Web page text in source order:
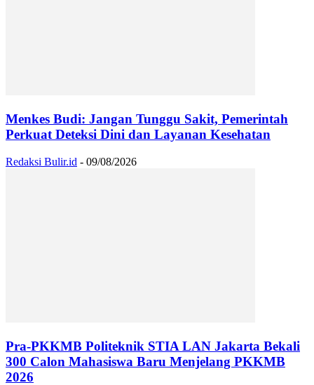
Menkes Budi: Jangan Tunggu Sakit, Pemerintah
Perkuat Deteksi Dini dan Layanan Kesehatan
Redaksi Bulir.id - 09/08/2026
Pra-PKKMB Politeknik STIA LAN Jakarta Bekali
300 Calon Mahasiswa Baru Menjelang PKKMB
2026